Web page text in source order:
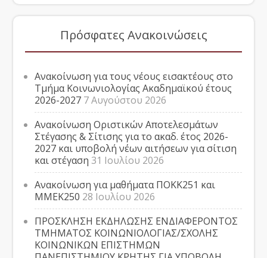
Πρόσφατες Ανακοινώσεις
Ανακοίνωση για τους νέους εισακτέους στο
Τμήμα Κοινωνιολογίας Ακαδημαϊκού έτους
2026-2027 7 Αυγούστου 2026
Ανακοίνωση Οριστικών Αποτελεσμάτων
Στέγασης & Σίτισης για το ακαδ. έτος 2026-
2027 και υποβολή νέων αιτήσεων για σίτιση
και στέγαση 31 Ιουλίου 2026
Ανακοίνωση για μαθήματα ΠΟΚΚ251 και
ΜΜΕΚ250 28 Ιουλίου 2026
ΠΡΟΣΚΛΗΣΗ ΕΚΔΗΛΩΣΗΣ ΕΝΔΙΑΦΕΡΟΝΤΟΣ
ΤΜΗΜΑΤΟΣ ΚΟΙΝΩΝΙΟΛΟΓΙΑΣ/ΣΧΟΛΗΣ
ΚΟΙΝΩΝΙΚΩΝ ΕΠΙΣΤΗΜΩΝ